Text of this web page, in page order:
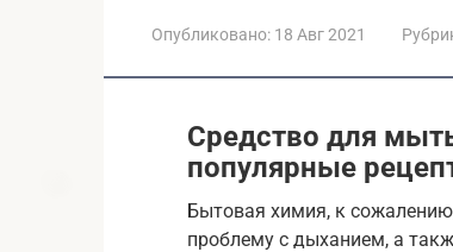
Опубликовано: 18 Авг 2021
Средство для
популярные
Бытовая химия, к
проблему с дыханием, а